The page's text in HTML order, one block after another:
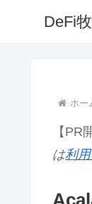
DeFi
ホー
【PR
は利